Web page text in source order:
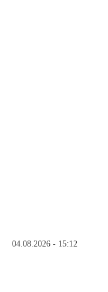
04.08.2026 - 15:12